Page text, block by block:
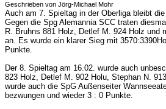
Geschrieben von Jörg-Michael Mohr
Auch am 7. Spieltag in der Oberliga bleibt
Gegen die Spg Alemannia SCC traten
R. Bruhns 881 Holz, Detlef M. 924 Holz und
an. Es wurde ein klarer Sieg mit
Punkte.
Der 8. Spieltag am 16.02. wurde auch
823 Holz, Detlef M. 902 Holu, Stephan N.
wurde auch die SpG Außenseiter
bezwungen und wieder 3 : 0 Punkte.